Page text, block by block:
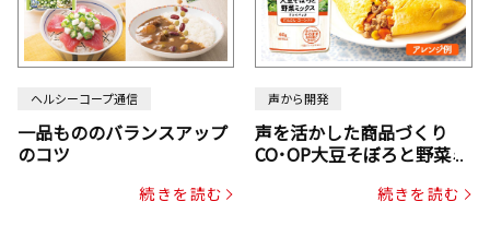
ヘルシーコープ通信
一品もののバランスアップ
のコツ
続きを読む
声から開発
声を活かした商品づくり
CO･OP大豆そぼろと野菜ミ
じん・コーン入り）続きを読む